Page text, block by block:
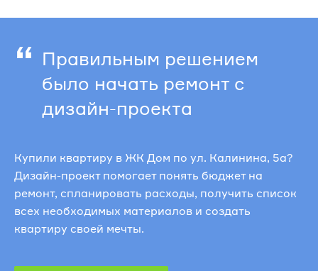
“ Правильным решением
было начать ремонт с
дизайн-проекта
Купили квартиру в ЖК Дом по ул. Калинина, 5а?
Дизайн-проект помогает понять бюджет на
ремонт, спланировать расходы, получить список
всех необходимых материалов и создать
квартиру своей мечты.